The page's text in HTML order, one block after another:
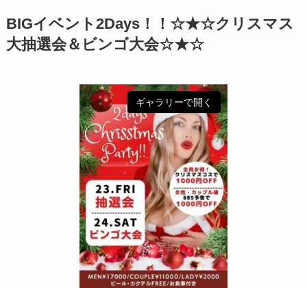
BIGイベント2Days！！☆★☆クリスマス
大抽選会＆ビンゴ大会☆★☆
ギャラリーで開く